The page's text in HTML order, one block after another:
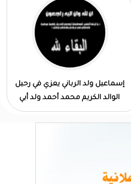
إسماعيل ولد الرباني يعزي في رحيل
الوالد الكريم محمد أحمد ولد أبي